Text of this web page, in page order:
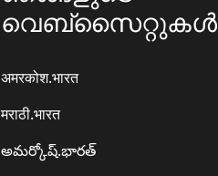
വെബ്സൈറ്റുകൾ
अमरकोश.भारत
मराठी.भारत
అమర్కోష్.భారత్